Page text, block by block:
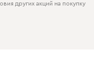
других акций на покупку